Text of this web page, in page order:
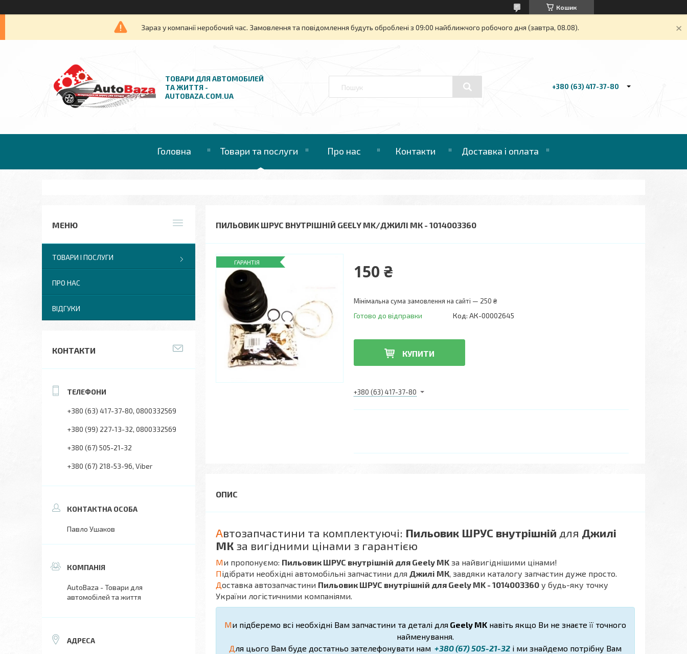
Кошик
Зараз у компанії неробочий час. Замовлення та повідомлення будуть оброблені з 09:00 найближчого робочого дня (завтра, 08.08).
ТОВАРИ ДЛЯ АВТОМОБІЛЕЙ
ТА ЖИТТЯ -
AUTOBAZA.COM.UA
+380 (63) 417-37-80
Головна Товари та послуги Про нас Контакти Доставка і оплата
ПИЛЬОВИК ШРУС ВНУТРІШНІЙ GEELY MK/ДЖИЛІ МК - 1014003360
ГАРАНТІЯ 150 ₴
Мінімальна сума замовлення на сайті — 250 ₴
Готово до відправки Код: АК-00002645
КУПИТИ
+380 (63) 417-37-80
Автозапчастини та комплектуючі: Пильовик ШРУС внутрішній для Джилі
МК за вигідними цінами з гарантією
Ми пропонуємо: Пильовик ШРУС внутрішній для Geely MK за найвигіднішими цінами!
Підібрати необхідні автомобільні запчастини для Джилі МК, завдяки каталогу запчастин дуже просто.
Доставка автозапчастини Пильовик ШРУС внутрішній для Geely MK - 1014003360 у будь-яку точку
України логістичними компаніями.
Ми підберемо всі необхідні Вам запчастини та деталі для Geely MK навіть якщо Ви не знаєте її точного
найменування.
Для цього Вам буде достатньо зателефонувати нам +380 (67) 505-21-32 і ми знайдемо потрібну Вам
ТОВАРИ І ПОСЛУГИ
ПРО НАС
ВІДГУКИ
КОНТАКТИ
+380 (63) 417-37-80 0800332569
+380 (99) 227-13-32 0800332569
+380 (67) 505-21-32
+380 (67) 218-53-96 Viber
Павло Ушаков
AutoBaza - Товари для
автомобілей та життя